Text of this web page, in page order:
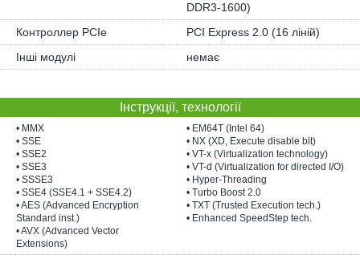
DDR3-1600)
Контроллер PCIe
PCI Express 2.0 (16 ліній)
Інші модулі
немає
Інструкції, технології
• MMX
• SSE
• SSE2
• SSE3
• SSSE3
• SSE4 (SSE4.1 + SSE4.2)
• AES (Advanced Encryption
Standard inst.)
• AVX (Advanced Vector
Extensions)
• EM64T (Intel 64)
• NX (XD, Execute disable bit)
• VT-x (Virtualization technology)
• VT-d (Virtualization for directed I/O)
• Hyper-Threading
• Turbo Boost 2.0
• TXT (Trusted Execution tech.)
• Enhanced SpeedStep tech.